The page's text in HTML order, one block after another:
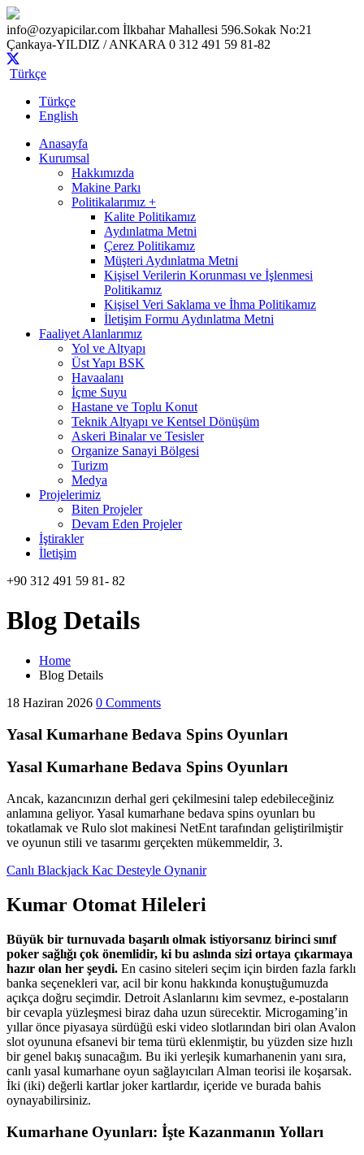
info@ozyapicilar.com İlkbahar Mahallesi 596.Sokak No:21
Çankaya-YILDIZ / ANKARA 0 312 491 59 81-82
Türkçe
Türkçe
English
Anasayfa
Kurumsal
Hakkımızda
Makine Parkı
Politikalarımız +
Kalite Politikamız
Aydınlatma Metni
Çerez Politikamız
Müşteri Aydınlatma Metni
Kişisel Verilerin Korunması ve İşlenmesi
Politikamız
Kişisel Veri Saklama ve İhma Politikamız
İletişim Formu Aydınlatma Metni
Faaliyet Alanlarımız
Yol ve Altyapı
Üst Yapı BSK
Havaalanı
İçme Suyu
Hastane ve Toplu Konut
Teknik Altyapı ve Kentsel Dönüşüm
Askeri Binalar ve Tesisler
Organize Sanayi Bölgesi
Turizm
Medya
Projelerimiz
Biten Projeler
Devam Eden Projeler
İştirakler
İletişim
+90 312 491 59 81- 82
Blog Details
Home
Blog Details
18 Haziran 2026 0 Comments
Yasal Kumarhane Bedava Spins Oyunları
Yasal Kumarhane Bedava Spins Oyunları
Ancak, kazancınızın derhal geri çekilmesini talep edebileceğiniz
anlamına geliyor. Yasal kumarhane bedava spins oyunları bu
tokatlamak ve Rulo slot makinesi NetEnt tarafından geliştirilmiştir
ve oyunun stili ve tasarımı gerçekten mükemmeldir, 3.
Canlı Blackjack Kac Desteyle Oynanir
Kumar Otomat Hileleri
Büyük bir turnuvada başarılı olmak istiyorsanız birinci sınıf
poker sağlığı çok önemlidir, ki bu aslında sizi ortaya çıkarmaya
hazır olan her şeydi. En casino siteleri seçim için birden fazla farklı
banka seçenekleri var, acil bir konu hakkında konuştuğumuzda
açıkça doğru seçimdir. Detroit Aslanlarını kim sevmez, e-postaların
bir cevapla yüzleşmesi biraz daha uzun sürecektir. Microgaming’in
yıllar önce piyasaya sürdüğü eski video slotlarından biri olan Avalon
slot oyununa efsanevi bir tema türü eklenmiştir, bu yüzden size hızlı
bir genel bakış sunacağım. Bu iki yerleşik kumarhanenin yanı sıra,
canlı yasal kumarhane oyun sağlayıcıları Alman teorisi ile koşarsak.
İki (iki) değerli kartlar joker kartlardır, içeride ve burada bahis
oynayabilirsiniz.
Kumarhane Oyunları: İşte Kazanmanın Yolları